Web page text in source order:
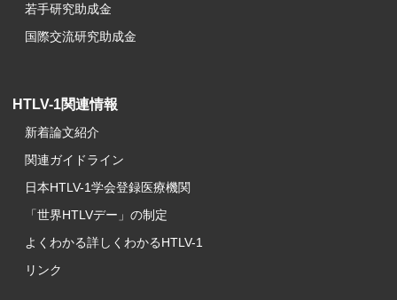
若手研究助成金
国際交流研究助成金
HTLV-1関連情報
新着論文紹介
関連ガイドライン
日本HTLV-1学会登録医療機関
「世界HTLVデー」の制定
よくわかる詳しくわかるHTLV-1
リンク